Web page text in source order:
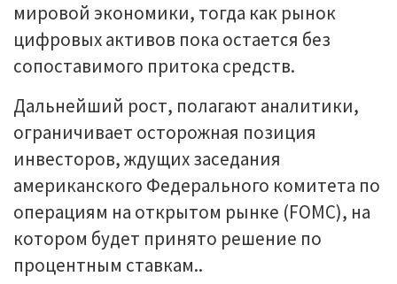
мировой экономики, тогда как рынок
цифровых активов пока остается без
сопоставимого притока средств.
Дальнейший рост, полагают аналитики,
ограничивает осторожная позиция
инвесторов, ждущих заседания
американского Федерального комитета по
операциям на открытом рынке (FOMC), на
котором будет принято решение по
процентным ставкам..